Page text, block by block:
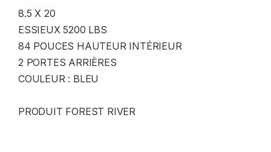
8.5 X 20
ESSIEUX 5200 LBS
84 POUCES HAUTEUR INTÉRIEUR
2 PORTES ARRIÈRES
COULEUR : BLEU
PRODUIT FOREST RIVER